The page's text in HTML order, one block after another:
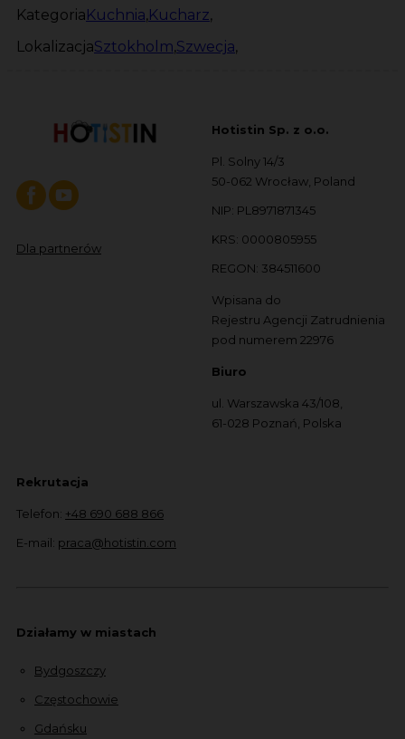
Kategoria Kuchnia,Kucharz,
LokalizacjaSztokholm,Szwecja,
Dla partnerów
Hotistin Sp. z o.o.
Pl. Solny 14/3
50-062 Wrocław, Poland
NIP: PL8971871345
KRS: 0000805955
REGON: 384511600
Wpisana do
Rejestru Agencji Zatrudnienia
pod numerem 22976
Biuro
ul. Warszawska 43/108,
61-028 Poznań, Polska
Rekrutacja
Telefon: +48 690 688 866
E-mail: praca@hotistin.com
Działamy w miastach
Bydgoszczy
Częstochowie
Gdańsku